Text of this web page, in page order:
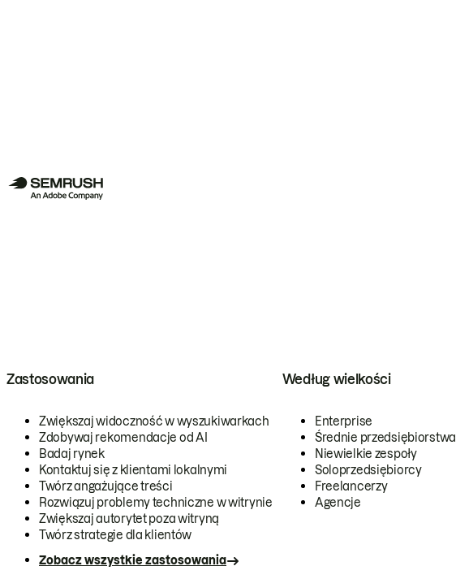
Zastosowania
Zwiększaj widoczność w wyszukiwarkach
Zdobywaj rekomendacje od AI
Badaj rynek
Kontaktuj się z klientami lokalnymi
Twórz angażujące treści
Rozwiązuj problemy techniczne w witrynie
Zwiększaj autorytet poza witryną
Twórz strategie dla klientów
Zobacz wszystkie zastosowania
Według wielkości
Enterprise
Średnie przedsiębiorstwa
Niewielkie zespoły
Soloprzedsiębiorcy
Freelancerzy
Agencje